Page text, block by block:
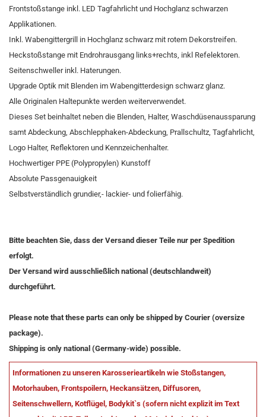
Frontstoßstange inkl. LED Tagfahrlicht und Hochglanz schwarzen
Applikationen.
Inkl. Wabengittergrill in Hochglanz schwarz mit rotem Dekorstreifen.
Heckstoßstange mit Endrohrausgang links+rechts, inkl Refelektoren.
Seitenschweller inkl. Haterungen.
Upgrade Optik mit Blenden im Wabengitterdesign schwarz glanz.
Alle Originalen Haltepunkte werden weiterverwendet.
Dieses Set beinhaltet neben die Blenden, Halter, Waschdüsenaussparung
samt Abdeckung, Abschlepphaken-Abdeckung, Prallschultz, Tagfahrlicht,
Logo Halter, Reflektoren und Kennzeichenhalter.
Hochwertiger PPE (Polypropylen) Kunstoff
Absolute Passgenauigkeit
Selbstverständlich grundier,- lackier- und folierfähig.
Bitte beachten Sie, dass der Versand dieser Teile nur per Spedition
erfolgt.
Der Versand wird ausschließlich national (deutschlandweit)
durchgeführt.
Please note that these parts can only be shipped by Courier (oversize
package).
Shipping is only national (Germany-wide) possible.
Informationen zu unseren Karosserieartikeln wie Stoßstangen,
Motorhauben, Frontspoilern, Heckansätzen, Diffusoren,
Seitenschwellern, Kotflügel, Bodykit`s (sofern nicht explizit im Text